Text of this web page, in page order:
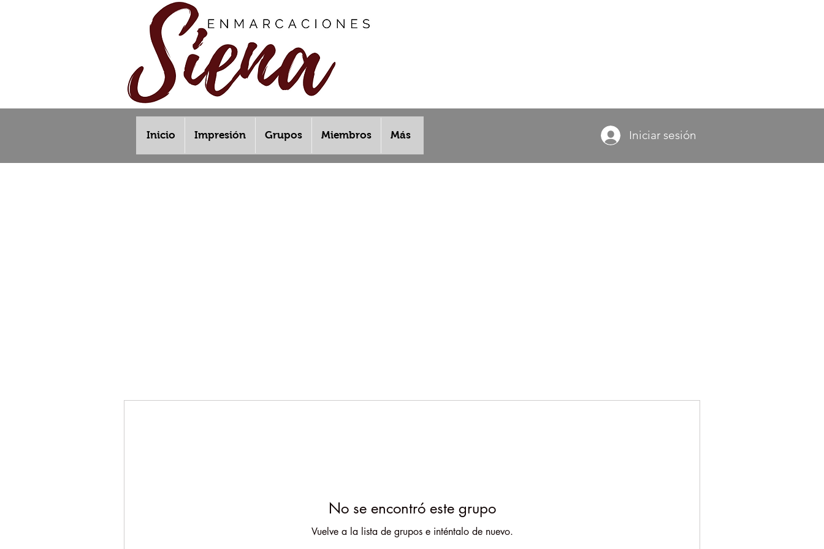
Inicio Impresión Grupos Miembros Más Iniciar sesión
No se encontró este grupo
Vuelve a la lista de grupos e inténtalo de nuevo.